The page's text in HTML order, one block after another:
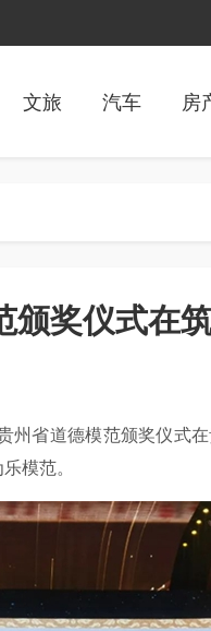
文旅 汽车 房
颁奖仪式在
州省道德模范颁奖仪式
模范。